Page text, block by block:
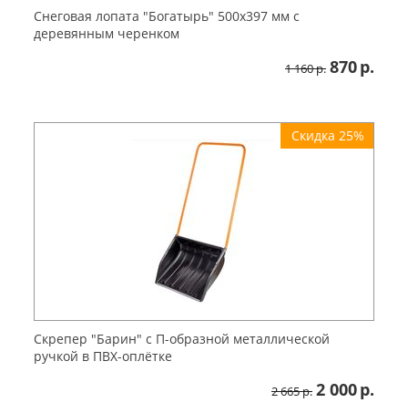
Снеговая лопата "Богатырь" 500х397 мм с
деревянным черенком
1 160р. 870р.
Скидка 25%
Скрепер "Барин" с П-образной металлической
ручкой в ПВХ-оплётке
2 665р. 2 000р.